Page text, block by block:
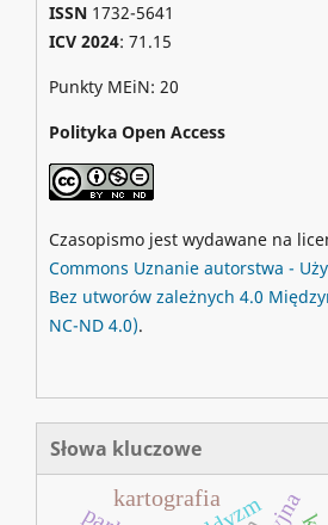
ISSN1732-5641
ICV 2024: 71.15
Punkty MEiN: 20
Polityka Open Access
Czasopismo jest wydawane na
Commons Uznanie autorstwa -
Bez utworów zależnych 4.0
NC-ND 4.0).
Słowa kluczowe
kartografia